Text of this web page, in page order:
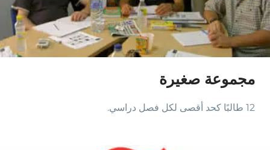
مجموعة صغيرة
12 طالبًا كحد أقصى لكل فصل دراسي.